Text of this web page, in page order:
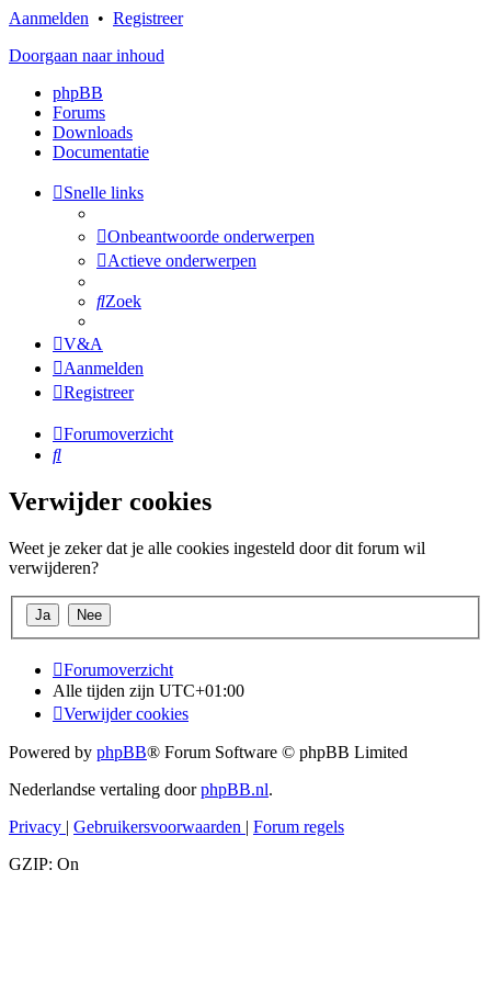
Aanmelden • Registreer
Doorgaan naar inhoud
phpBB
Forums
Downloads
Documentatie
Snelle links
Onbeantwoorde onderwerpen
Actieve onderwerpen
Zoek
V&A
Aanmelden
Registreer
Forumoverzicht
Zoek
Verwijder cookies
Weet je zeker dat je alle cookies ingesteld door dit forum wil
verwijderen?
Forumoverzicht
Alle tijden zijn UTC+01:00
Verwijder cookies
Powered by phpBB® Forum Software © phpBB Limited
Nederlandse vertaling doorphpBB.nl.
Privacy | Gebruikersvoorwaarden | Forum regels
GZIP: On